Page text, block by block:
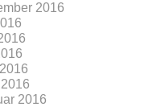
2016
2016